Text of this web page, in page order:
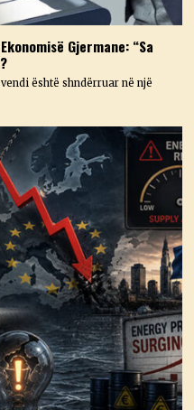
Gjermane: “Sa
është shndërruar në një